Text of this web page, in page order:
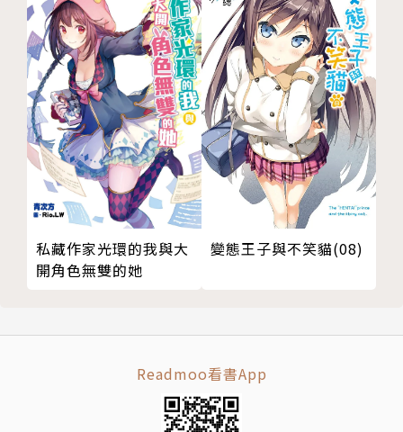
私藏作家光環的我與大
開角色無雙的她
變態王子與不笑貓(08)
Readmoo看書App